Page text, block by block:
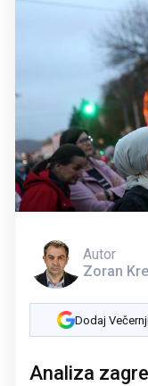
Autor
Zoran
Dodaj
Analiza